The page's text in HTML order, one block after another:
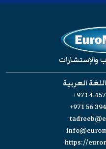
والإستشارات
العربية
+971 4
+971 56
https://